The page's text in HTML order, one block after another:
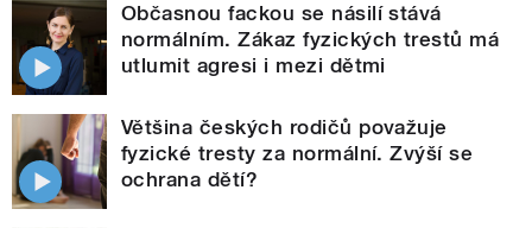
Občasnou fackou se násilí stává
normálním. Zákaz fyzických trestů má
utlumit agresi i mezi dětmi
Většina českých rodičů považuje
fyzické tresty za normální. Zvýší se
ochrana dětí?